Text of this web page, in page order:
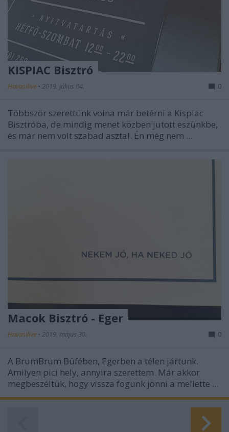
KISPIAC Bisztró
Havasilive • 2019. július 04. 0
Többször szerettünk volna már betérni a Kispiac
Bisztróba, de mindig menet közben jutott eszünkbe,
és már nem volt szabad asztal. Én még nem ...
Macok Bisztró - Eger
Havasilive • 2019. május 30. 0
A BrumBrum Büfében, Egerben a télen jártunk.
Amilyen pici hely, annyira szerettem. Már akkor
megbeszéltük, hogy vissza fogunk jönni a mellette ...